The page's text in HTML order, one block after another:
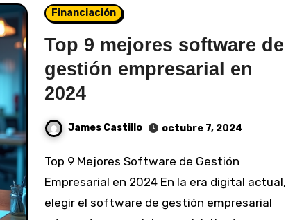
Financiación
Top 9 mejores software de
gestión empresarial en
2024
James Castillo octubre 7, 2024
Top 9 Mejores Software de Gestión
Empresarial en 2024 En la era digital actual,
elegir el software de gestión empresarial